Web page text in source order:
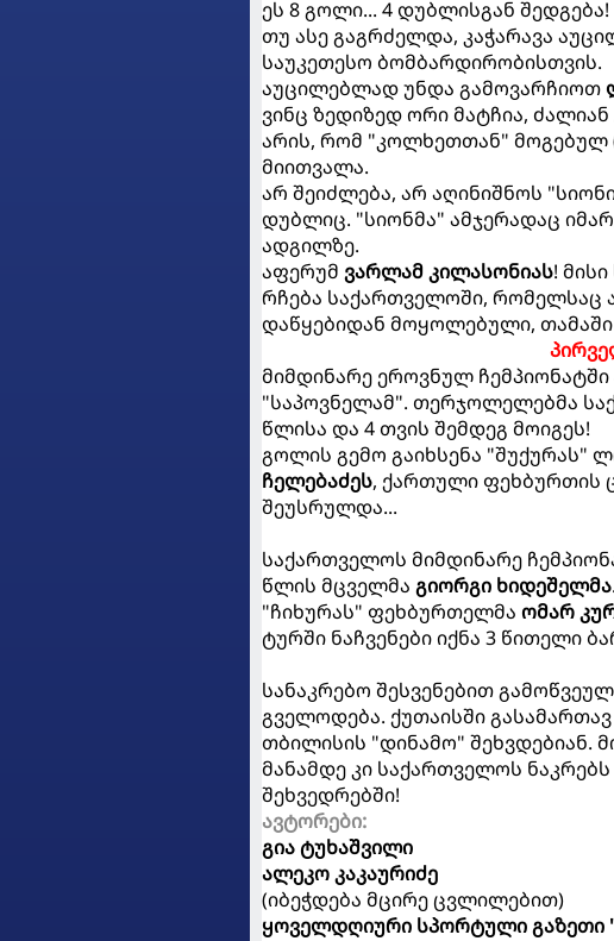
ეს 8 გოლი... 4 დუბლისგან შედგება!
თუ ასე გაგრძელდა, კაჭარავა
საუკეთესო ბომბარდირობისთვის.
აუცილებლად უნდა გამოვარჩიოთ
ვინც ზედიზედ ორი მატჩია,
არის, რომ "კოლხეთთან" მოგებულ
მიითვალა.
არ შეიძლება, არ აღინიშნოს
დუბლიც. "სიონმა" ამჯერადაც
ადგილზე.
აფერუმ ვარლამ კილასონიას!
რჩება საქართველოში, რომელსაც
დაწყებიდან მოყოლებული, თამაში
მიმდინარე ეროვნულ
"საპოვნელამ". თერჯოლელებმა
წლისა და 4 თვის შემდეგ მოიგეს!
გოლის გემო გაიხსენა "შუქურას"
ჩელებაძეს, ქართული ფეხბურთის
შეუსრულდა...
საქართველოს მიმდინარე
წლის მცველმა გიორგი ხიდეშელმა
"ჩიხურას" ფეხბურთელმა ომარ
ტურში ნაჩვენები იქნა 3 წითელი
სანაკრებო შესვენებით
გველოდება. ქუთაისში
თბილისის "დინამო" შეხვდებიან.
მანამდე კი საქართველოს
შეხვედრებში!
ავტორები:
გია ტუხაშვილი
ალეკო კაკაურიძე
(იბეჭდება მცირე ცვლილებით)
ყოველდღიური სპორტული